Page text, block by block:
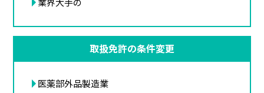
取扱免許の条件変更
医薬部外品製造業